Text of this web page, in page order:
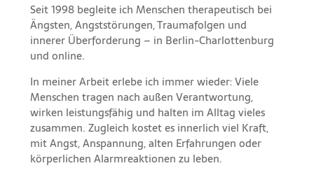
Seit 1998 begleite ich Menschen therapeutisch bei
Ängsten, Angststörungen, Traumafolgen und
innerer Überforderung – in Berlin-Charlottenburg
und online.
In meiner Arbeit erlebe ich immer wieder: Viele
Menschen tragen nach außen Verantwortung,
wirken leistungsfähig und halten im Alltag vieles
zusammen. Zugleich kostet es innerlich viel Kraft,
mit Angst, Anspannung, alten Erfahrungen oder
körperlichen Alarmreaktionen zu leben.